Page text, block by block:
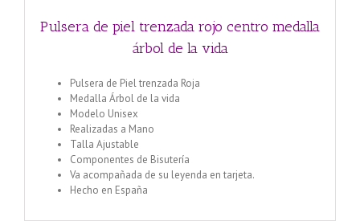
Pulsera de piel trenzada rojo centro medalla
árbol de la vida
Pulsera de Piel trenzada Roja
Medalla Árbol de la vida
Modelo Unisex
Realizadas a Mano
Talla Ajustable
Componentes de Bisutería
Va acompañada de su leyenda en tarjeta.
Hecho en España